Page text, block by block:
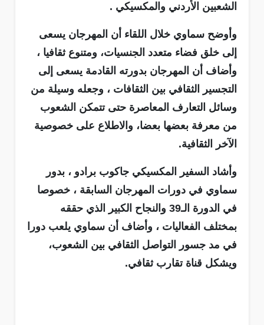
الشعبين الأردني والمكسيكي .
وأوضح سماوي خلال اللقاء أن المهرجان يسعى
إلى خلق فضاء متعدد الجنسيات، ومتنوع ثقافيا ،
وأضاف أن المهرجان بدورته القادمة يسعى إلى
التجسير الثقافي بين الثقافات ، وجعله وسيلة من
وسائل التعارف المعاصرة حتى تتمكن الشعوب
من معرفة بعضها بعضا، والاطلاع على خصوصية
الآخر الثقافية.
وأشاد السفير المكسيكي جاكوب برادو ، بدور
سماوي في دورات المهرجان السابقة ، خصوصا
في الدورة الـ39 والنجاح الكبير الذي حققه
بمختلف الفعاليات ، وأضاف أن سماوي يلعب دورا
في مد جسور التواصل الثقافي بين الشعوب،
ويشكل قناة تقارب ثقافي.